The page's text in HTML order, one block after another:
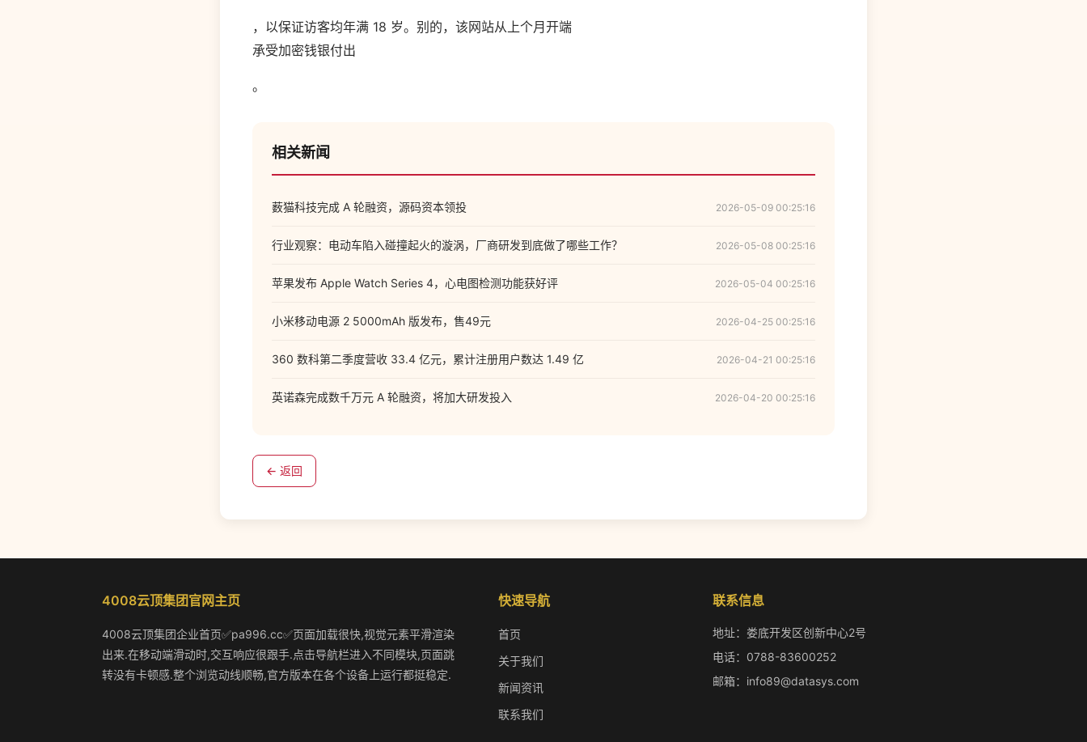
，以保证访客均年满 18 岁。别的，该网站从上个月开端
承受加密钱银付出
。
相关新闻
薮猫科技完成 A 轮融资，源码资本领投 2026-05-09 00:25:16
行业观察：电动车陷入碰撞起火的漩涡，厂商研发到底做了哪些工作？ 2026-05-08 00:25:16
苹果发布 Apple Watch Series 4，心电图检测功能获好评 2026-05-04 00:25:16
小米移动电源 2 5000mAh 版发布，售49元 2026-04-25 00:25:16
360 数科第二季度营收 33.4 亿元，累计注册用户数达 1.49 亿 2026-04-21 00:25:16
英诺森完成数千万元 A 轮融资，将加大研发投入 2026-04-20 00:25:16
← 返回
4008云顶集团官网主页
4008云顶集团企业首页✅pa996.cc✅页面加载很快,视觉元素平滑渲染
出来.在移动端滑动时,交互响应很跟手.点击导航栏进入不同模块,页面跳
转没有卡顿感.整个浏览动线顺畅,官方版本在各个设备上运行都挺稳定.
快速导航
首页
关于我们
新闻资讯
联系我们
联系信息
地址：娄底开发区创新中心2号
电话：0788-83600252
邮箱：info89@datasys.com